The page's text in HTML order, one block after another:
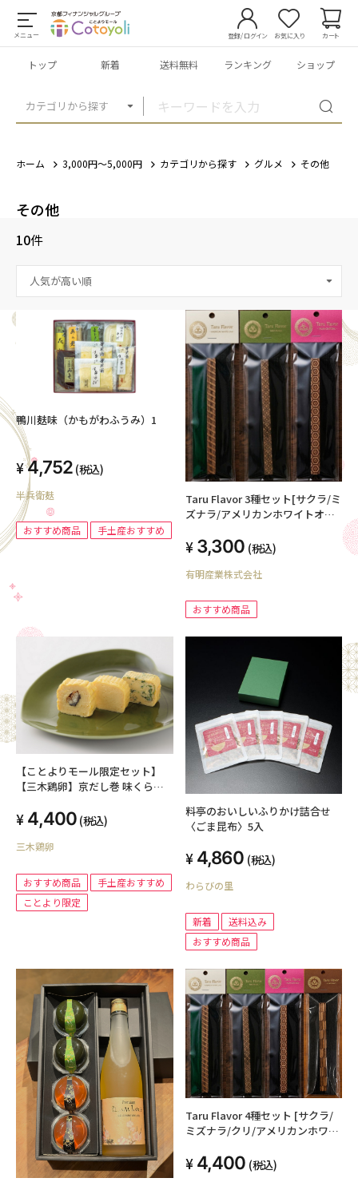
メニュー
カテゴリから探す
登録/ログイン お気に入り カート
トップ 新着 送料無料 ランキング ショップ
ホーム 3,000円～5,000円 カテゴリから探す グルメ その他
その他
10件
鴨川麸味（かもがわふうみ）1
4,752 (税込)
半兵衛麸
おすすめ商品 手土産おすすめ
Taru Flavor 3種セット[サクラ/ミ
ズナラ/アメリカンホワイトオー
3,300 (税込)
有明産業株式会社
おすすめ商品
【ことよりモール限定セット】
【三木鶏卵】京だし巻 味くらべ
4,400 (税込)
三木鶏卵
おすすめ商品
手土産おすすめ
ことより限定
料亭のおいしいふりかけ詰合せ
〈ごま昆布〉5入
4,860 (税込)
わらびの里
新着
送料込み
おすすめ商品
Taru Flavor 4種セット [サクラ/
ミズナラ/クリ/アメリカンホワイ
4,400 (税込)